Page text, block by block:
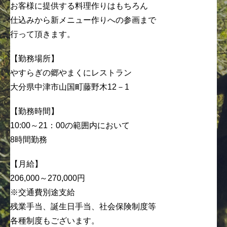
お客様に提供する料理作りはもちろん
仕込みから新メニュー作りへの参画まで
行って頂きます。
【勤務場所】
やすらぎの郷やまくにレストラン
大分県中津市山国町藤野木12－1
【勤務時間】
10:00～21：00の範囲内において
8時間勤務
【月給】
206,000～270,000円
※交通費別途支給
残業手当、誕生日手当、社会保険制度等
各種制度もございます。